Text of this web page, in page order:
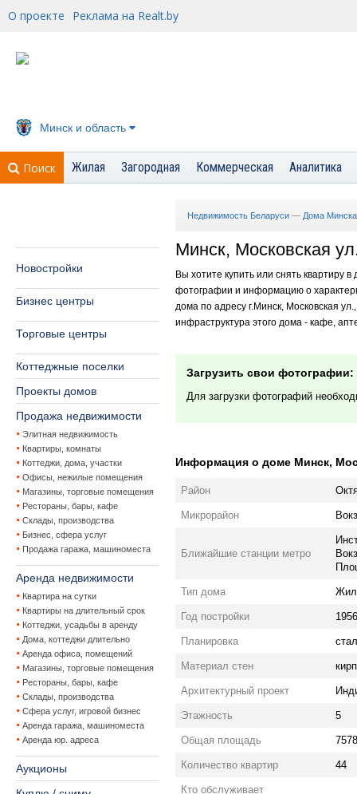
О проекте Реклама на Realt.by
Минск и область
Поиск Жилая Загородная Коммерческая Аналитика
Новостройки
Бизнес центры
Торговые центры
Коттеджные поселки
Проекты домов
Продажа недвижимости
Элитная недвижимость
Квартиры, комнаты
Коттеджи, дома, участки
Офисы, нежилые помещения
Магазины, торговые помещения
Рестораны, бары, кафе
Склады, производства
Бизнес, сфера услуг
Продажа гаража, машиноместа
Аренда недвижимости
Квартира на сутки
Квартиры на длительный срок
Коттеджи, усадьбы в аренду
Дома, коттеджи длительно
Аренда офиса, помещений
Магазины, торговые помещения
Рестораны, бары, кафе
Склады, производства
Сфера услуг, игровой бизнес
Аренда гаража, машиноместа
Аренда юр. адреса
Аукционы
Недвижимость Беларуси — Дома Минска
Минск, Московская
Вы хотите купить или снять квартиру
фотографии и информацию о
дома по адресу г.Минск, Московская
инфраструктура этого дома - кафе,
Загрузить свои фотографии:
Для загрузки фотографий
Информация о доме Минск,
Район
Микрорайон
Ближайшие станции метро
Тип дома
Год постройки 1956
Планировка
Материал стен
Архитектурный проект
Этажность 5
Общая площадь
Количество квартир 44
Кто обслуживает